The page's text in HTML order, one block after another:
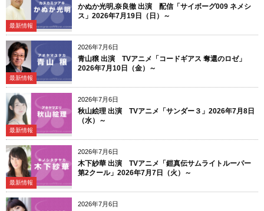
最新情報
かぬか光明,奈良徹 出演 配信「サイボーグ009 ネメシ
ス」2026年7月19日（日）～
2026年7月6日
最新情報
青山穣 出演 TVアニメ「コードギアス 奪還のロゼ」
2026年7月10日（金）～
2026年7月6日
最新情報
秋山絵理 出演 TVアニメ「サンダー３」2026年7月8日
（水）～
2026年7月6日
最新情報
木下紗華 出演 TVアニメ「鎧真伝サムライトルーパー
第2クール」2026年7月7日（火）～
2026年7月6日